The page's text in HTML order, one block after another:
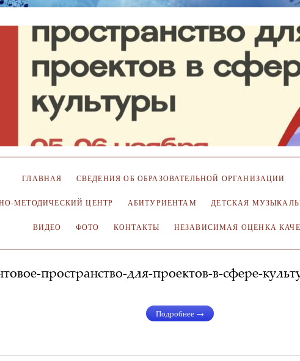
ГЛАВНАЯ СВЕДЕНИЯ ОБ ОБРАЗОВАТЕЛЬНОЙ ОРГАНИЗАЦИИ
МЕТОДИЧЕСКИЙ ЦЕНТР АБИТУРИЕНТАМ ДЕТСКАЯ
ВИДЕО ФОТО КОНТАКТЫ НЕЗАВИСИМАЯ ОЦЕНКА
пространство-для-проектов-в-сфере-
Подробнее →